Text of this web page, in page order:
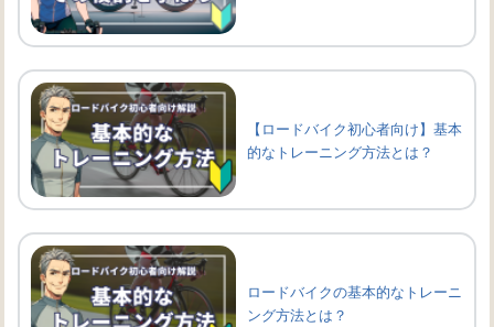
【ロードバイク初心者向け】基本
的なトレーニング方法とは？
ロードバイクの基本的なトレーニ
ング方法とは？